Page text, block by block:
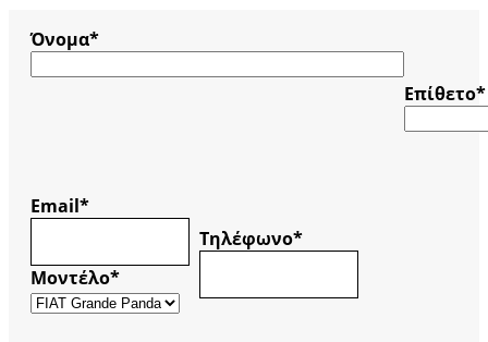
Όνομα*
Επίθετο*
Email*
Μοντέλο*
Τηλέφωνο*